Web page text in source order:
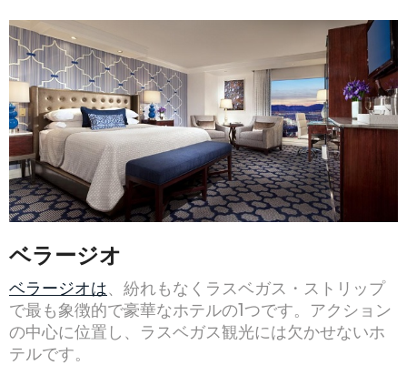
ベラージオ
ベラージオは、紛れもなくラスベガス・ストリップ
で最も象徴的で豪華なホテルの1つです。アクション
の中心に位置し、ラスベガス観光には欠かせないホ
テルです。